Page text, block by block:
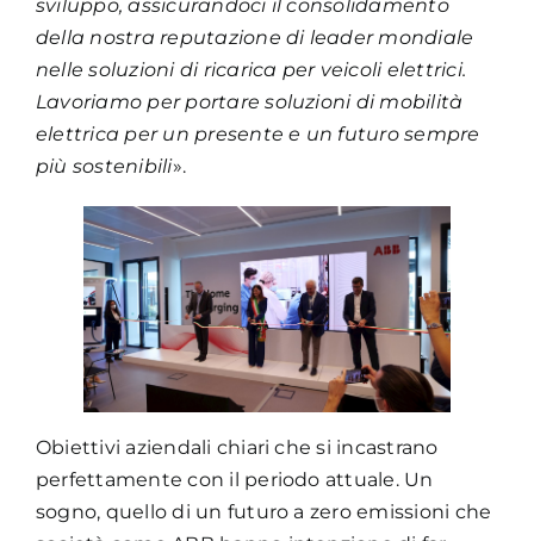
sviluppo, assicurandoci il consolidamento
della nostra reputazione di leader mondiale
nelle soluzioni di ricarica per veicoli elettrici.
Lavoriamo per portare soluzioni di mobilità
elettrica per un presente e un futuro sempre
più sostenibili».
Obiettivi aziendali chiari che si incastrano
perfettamente con il periodo attuale. Un
sogno, quello di un futuro a zero emissioni che